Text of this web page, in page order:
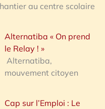
au centre scolaire
Alternatiba « On prend
le Relay ! »
Alternatiba,
mouvement citoyen
Cap sur l’Emploi : Le